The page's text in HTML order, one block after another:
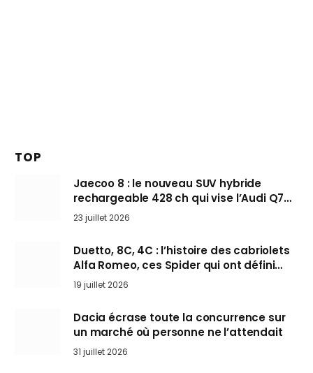
TOP
Jaecoo 8 : le nouveau SUV hybride
rechargeable 428 ch qui vise l’Audi Q7
arrive en Europe cet automne
23 juillet 2026
Duetto, 8C, 4C : l’histoire des cabriolets
Alfa Romeo, ces Spider qui ont défini
l’art de rouler cheveux au vent
19 juillet 2026
Dacia écrase toute la concurrence sur
un marché où personne ne l’attendait
31 juillet 2026